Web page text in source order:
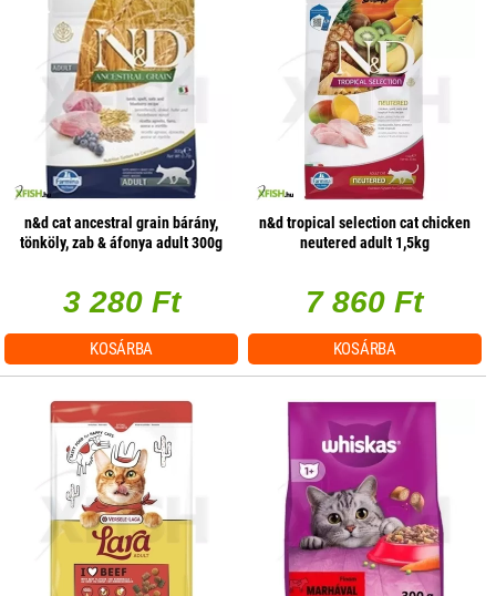
n&d cat ancestral grain bárány,
tönköly, zab & áfonya adult 300g
3 280 Ft
KOSÁRBA
n&d tropical selection cat chicken
neutered adult 1,5kg
7 860 Ft
KOSÁRBA